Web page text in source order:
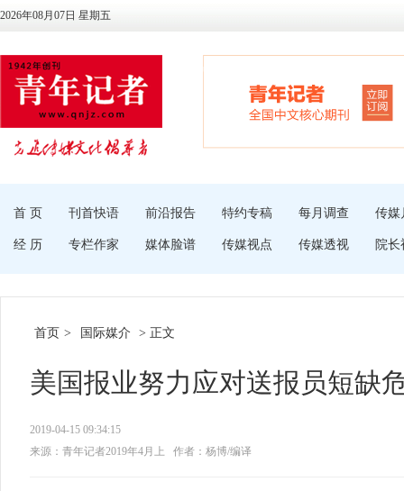
2026年08月07日 星期五
首 页 刊首快语 前沿报告 特约专稿 每月调查 传媒
经 历 专栏作家 媒体脸谱 传媒视点 传媒透视 院长
首页 > 国际媒介 > 正文
美国报业努力应对送报员短缺
2019-04-15 09:34:15
来源：青年记者2019年4月上
作者：杨博/编译